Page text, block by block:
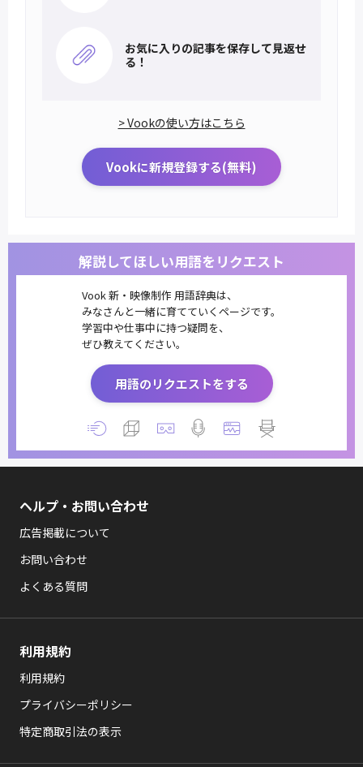
お気に入りの記事を保存して見返せ
る！
> Vookの使い方はこちら
Vookに新規登録する(無料)
解説してほしい用語をリクエスト
Vook 新・映像制作 用語辞典は、
みなさんと一緒に育てていくページです。
学習中や仕事中に持つ疑問を、
ぜひ教えてください。
用語のリクエストをする
ヘルプ・お問い合わせ
広告掲載について
お問い合わせ
よくある質問
利用規約
利用規約
プライバシーポリシー
特定商取引法の表示